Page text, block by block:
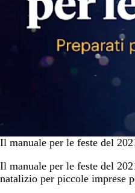
Il manuale per le feste del
Il manuale per le feste del
natalizio per piccole imprese